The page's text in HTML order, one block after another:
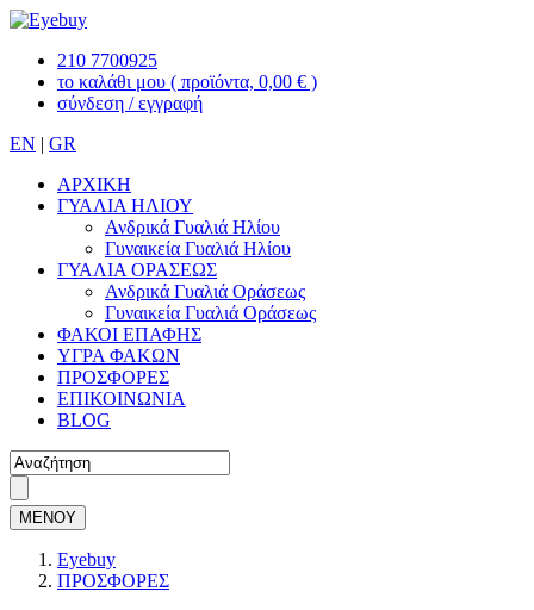
210 7700925
το καλάθι μου ( προϊόντα, 0,00 € )
σύνδεση / εγγραφή
EN | GR
ΑΡΧΙΚΗ
ΓΥΑΛΙΑ ΗΛΙΟΥ
Ανδρικά Γυαλιά Ηλίου
Γυναικεία Γυαλιά Ηλίου
ΓΥΑΛΙΑ ΟΡΑΣΕΩΣ
Ανδρικά Γυαλιά Οράσεως
Γυναικεία Γυαλιά Οράσεως
ΦΑΚΟΙ ΕΠΑΦΗΣ
ΥΓΡΑ ΦΑΚΩΝ
ΠΡΟΣΦΟΡΕΣ
ΕΠΙΚΟΙΝΩΝΙΑ
BLOG
ΜΕΝΟΥ
Eyebuy
ΠΡΟΣΦΟΡΕΣ